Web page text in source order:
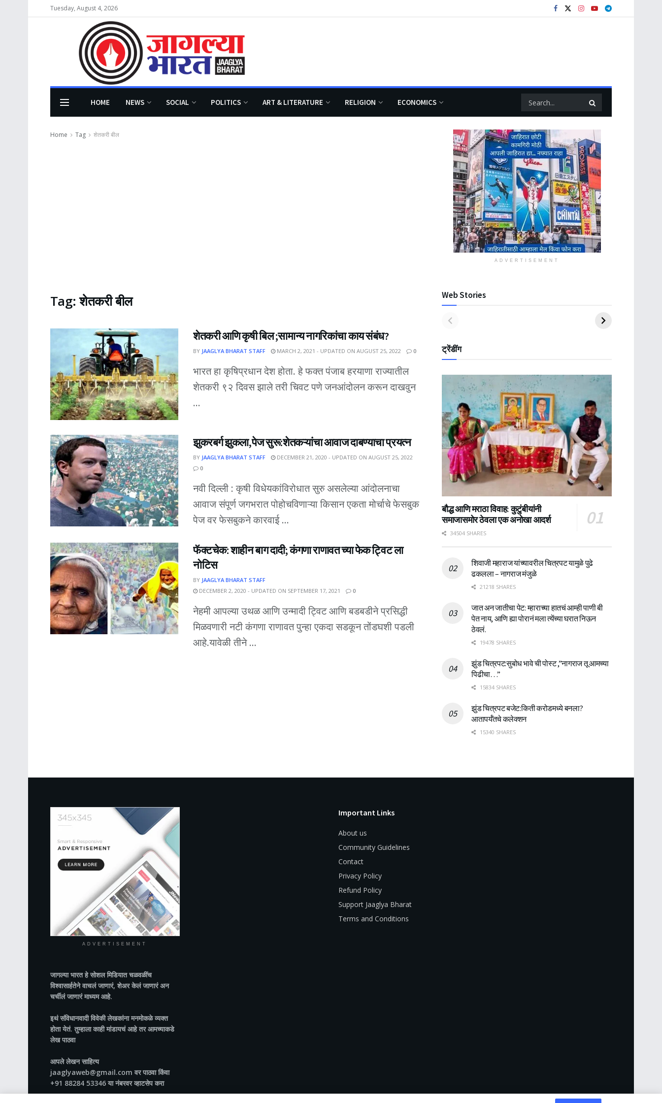
Tuesday, August 4, 2026
HOME NEWS SOCIAL POLITICS ART & LITERATURE RELIGION ECONOMICS
Home Tag शेतकरी बील
Tag:शेतकरी बील
शेतकरी आणि कृषी बिल ;सामान्य नागरिकांचा काय संबंध?
BY JAAGLYA BHARAT STAFF MARCH 2, 2021 - UPDATED ON AUGUST 25, 2022 0
भारत हा कृषिप्रधान देश होता. हे फक्त पंजाब हरयाणा राज्यातील
शेतकरी ९२ दिवस झाले तरी चिवट पणे जनआंदोलन करून दाखवुन
...
झुकरबर्ग झुकला,पेज सुरू:शेतकऱ्यांचा आवाज दाबण्याचा प्रयत्न
BY JAAGLYA BHARAT STAFF
DECEMBER 21, 2020 - UPDATED ON AUGUST 25, 2022
0
नवी दिल्ली : कृषी विधेयकांविरोधात सुरु असलेल्या आंदोलनाचा
आवाज संपूर्ण जगभरात पोहोचविणाऱ्या किसान एकता मोर्चाचे फेसबुक
पेज वर फेसबुकने कारवाई ...
फॅक्टचेक: शाहीन बाग दादी; कंगणा राणावत च्या फेक ट्विट ला
नोटिस
BY JAAGLYA BHARAT STAFF
DECEMBER 2, 2020 - UPDATED ON SEPTEMBER 17, 2021
0
नेहमी आपल्या उथळ आणि उन्मादी ट्विट आणि बडबडीने प्रसिद्धी
मिळवणारी नटी कंगणा राणावत पुन्हा एकदा सडकून तोंडघशी पडली
आहे.यावेळी तीने ...
ADVERTISEMENT
Web Stories
ट्रेंडींग
बौद्ध आणि मराठा विवाह: कुटुंबीयांनी
समाजासमोर ठेवला एक अनोखा आदर्श
34504 SHARES
शिवाजी महाराज यांच्यावरील चित्रपट यामुळे पुढे
ढकलला – नागराज मंजुळे
21218 SHARES
जात अन जातीचा पेट: म्हाराच्या हातचं आम्ही पाणी बी
पेत नाय, आणि ह्या पोरानं मला त्येंच्या घरात निऊन
ठेवलं.
19478 SHARES
झुंड चित्रपट:सुबोध भावे ची पोस्ट ,”नागराज तू आमच्या
पिढीचा…”
15834 SHARES
झुंड चित्रपट बजेट:किती करोडमध्ये बनला?
आतापर्यँतचे कलेक्शन
15340 SHARES
ADVERTISEMENT
जागल्या भारतहे सोशल मिडियात चळवळींच
विश्वासार्हतेने वाचलं जाणारं, शेअर केलं जाणारं अन
चर्चीलं जाणारं माध्यम आहे.
इथं संविधानवादी विवेकी लेखकांना मनमोकळे व्यक्त
होता येतं. तुम्हाला काही मांडायचं आहे तर आमच्याकडे
लेख पाठवा
आपले लेखन साहित्य
jaaglyaweb@gmail.com वर पाठवा किंवा
+91 88284 53346 या नंबरवर व्हाटसेप करा
Important Links
About us
Community Guidelines
Contact
Privacy Policy
Refund Policy
Support Jaaglya Bharat
Terms and Conditions